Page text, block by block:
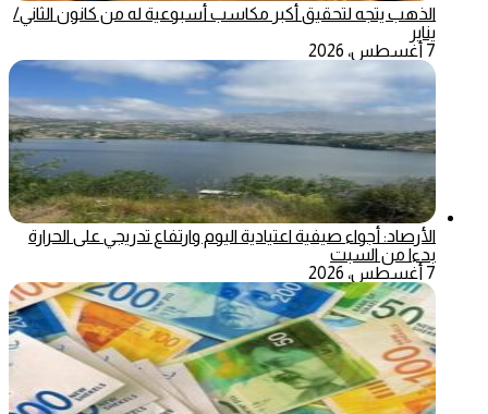
الذهب يتجه لتحقيق أكبر مكاسب أسبوعية له من كانون الثاني/
يناير
7 أغسطس، 2026
الأرصاد: أجواء صيفية اعتيادية اليوم وارتفاع تدريجي على الحرارة
بدءا من السبت
7 أغسطس، 2026